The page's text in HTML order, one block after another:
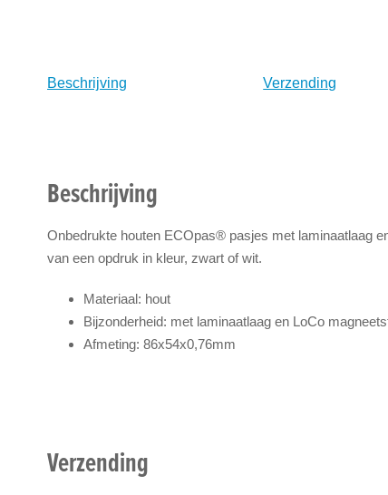
van
Beschrijving Verzending
Beschrijving
Onbedrukte houten ECOpas® pasjes met laminaatlaag
van een opdruk in kleur, zwart of wit.
Materiaal: hout
Bijzonderheid: met laminaatlaag en LoCo
Afmeting: 86x54x0,76mm
Verzending